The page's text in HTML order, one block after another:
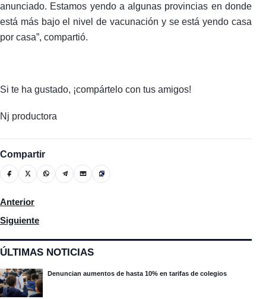
ÚLTIMAS NOTICIAS
Denuncian aumentos de hasta 10% en tarifas de colegios
anunciado. Estamos yendo a algunas provincias en donde
está más bajo el nivel de vacunación y se está yendo casa
por casa”, compartió.
Si te ha gustado, ¡compártelo con tus amigos!
Nj productora
Compartir
Artículo anterior: La Federación Dominicana De Municipios
Anterior
Artículo siguiente: Regidores de Moca aprueba solicitud de
Siguiente